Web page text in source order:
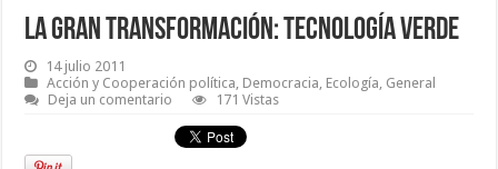
La gran transformación: tecnología verde
14 julio 2011
Acción y Cooperación política, Democracia, Ecología, General
Deja un comentario
171 Vistas